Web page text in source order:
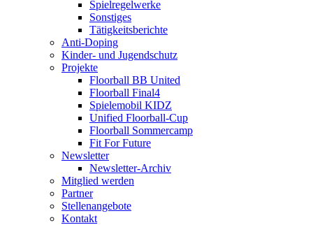
Spielregelwerke
Sonstiges
Tätigkeitsberichte
Anti-Doping
Kinder- und Jugendschutz
Projekte
Floorball BB United
Floorball Final4
Spielemobil KIDZ
Unified Floorball-Cup
Floorball Sommercamp
Fit For Future
Newsletter
Newsletter-Archiv
Mitglied werden
Partner
Stellenangebote
Kontakt